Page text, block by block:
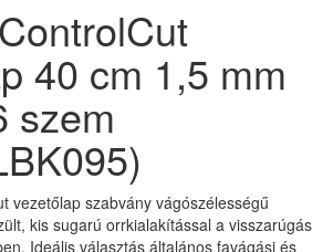
40 cm 1,5 mm
szem
vezetőlap szabvány vágószélességű
kis sugarú orrkialakítással a visszarúgás
Ideális választás általános favágási és